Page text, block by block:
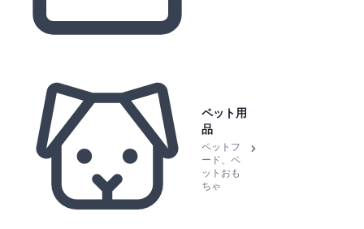
ペット用
品
ペットフ
ード、ペ
ットおも
ちゃ